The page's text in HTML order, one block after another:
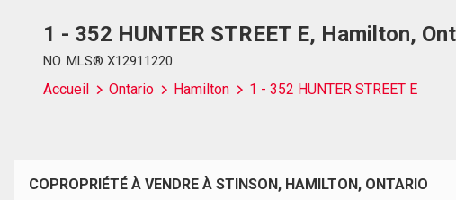
1 - 352 HUNTER STREET E, Hamilton,
NO. MLS® X12911220
Accueil Ontario Hamilton 1 - 352 HUNTER STREET E
COPROPRIÉTÉ À VENDRE À STINSON, HAMILTON, ONTARIO